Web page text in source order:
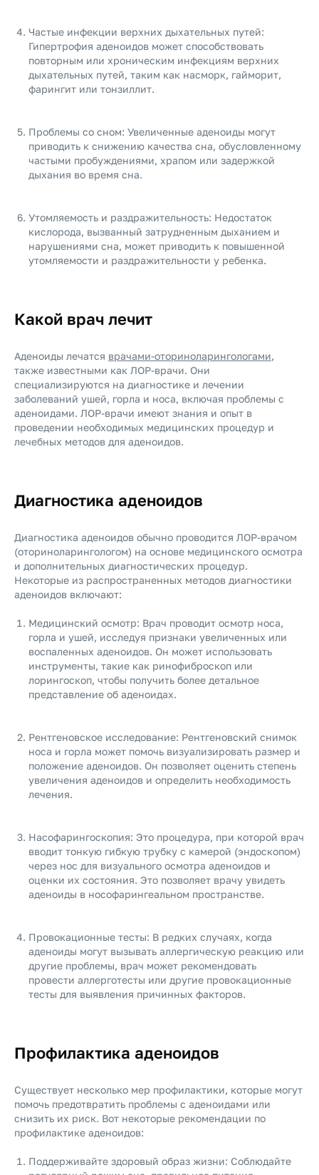
Частые инфекции верхних дыхательных путей:
Гипертрофия аденоидов может способствовать
повторным или хроническим инфекциям верхних
дыхательных путей, таким как насморк, гайморит,
фарингит или тонзиллит.
Проблемы со сном: Увеличенные аденоиды могут
приводить к снижению качества сна, обусловленному
частыми пробуждениями, храпом или задержкой
дыхания во время сна.
Утомляемость и раздражительность: Недостаток
кислорода, вызванный затрудненным дыханием и
нарушениями сна, может приводить к повышенной
утомляемости и раздражительности у ребенка.
Какой врач лечит
Аденоиды лечатся врачами-оториноларингологами,
также известными как ЛОР-врачи. Они
специализируются на диагностике и лечении
заболеваний ушей, горла и носа, включая проблемы с
аденоидами. ЛОР-врачи имеют знания и опыт в
проведении необходимых медицинских процедур и
лечебных методов для аденоидов.
Диагностика аденоидов
Диагностика аденоидов обычно проводится ЛОР-врачом
(оториноларингологом) на основе медицинского осмотра
и дополнительных диагностических процедур.
Некоторые из распространенных методов диагностики
аденоидов включают:
Медицинский осмотр: Врач проводит осмотр носа,
горла и ушей, исследуя признаки увеличенных или
воспаленных аденоидов. Он может использовать
инструменты, такие как ринофиброскоп или
лорингоскоп, чтобы получить более детальное
представление об аденоидах.
Рентгеновское исследование: Рентгеновский снимок
носа и горла может помочь визуализировать размер и
положение аденоидов. Он позволяет оценить степень
увеличения аденоидов и определить необходимость
лечения.
Насофарингоскопия: Это процедура, при которой врач
вводит тонкую гибкую трубку с камерой (эндоскопом)
через нос для визуального осмотра аденоидов и
оценки их состояния. Это позволяет врачу увидеть
аденоиды в нософарингеальном пространстве.
Провокационные тесты: В редких случаях, когда
аденоиды могут вызывать аллергическую реакцию или
другие проблемы, врач может рекомендовать
провести аллерготесты или другие провокационные
тесты для выявления причинных факторов.
Профилактика аденоидов
Существует несколько мер профилактики, которые могут
помочь предотвратить проблемы с аденоидами или
снизить их риск. Вот некоторые рекомендации по
профилактике аденоидов:
Поддерживайте здоровый образ жизни: Соблюдайте